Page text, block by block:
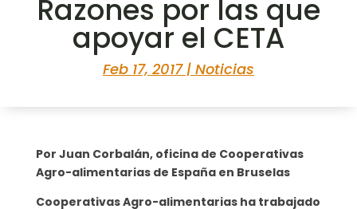
Razones por las que
apoyar el CETA
Feb 17, 2017| Noticias
Por Juan Corbalán, oficina de Cooperativas
Agro-alimentarias de España en Bruselas
Cooperativas Agro-alimentarias ha trabajado